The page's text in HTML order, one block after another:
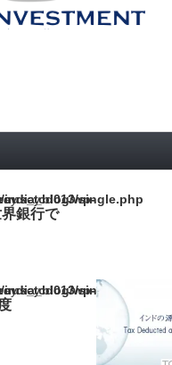
wp-content/themes/gorgeous_tcd013/single.php
銀行で
wp-content/themes/gorgeous_tcd013/single.php